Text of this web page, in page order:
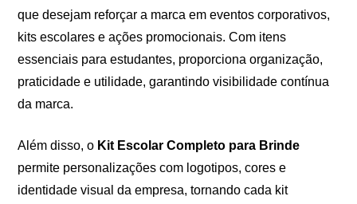
que desejam reforçar a marca em eventos corporativos,
kits escolares e ações promocionais. Com itens
essenciais para estudantes, proporciona organização,
praticidade e utilidade, garantindo visibilidade contínua
da marca.
Além disso, o Kit Escolar Completo para Brinde
permite personalizações com logotipos, cores e
identidade visual da empresa, tornando cada kit